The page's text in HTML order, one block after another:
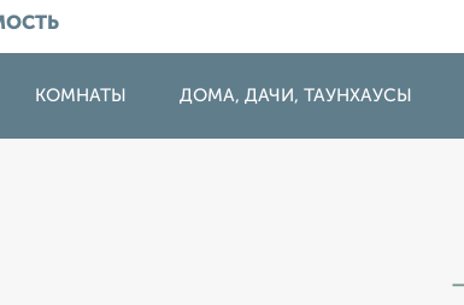
КОМНАТЫ ДОМА, ДАЧИ, ТАУНХАУСЫ